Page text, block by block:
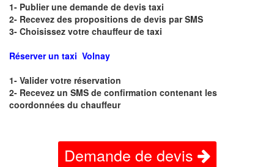
1- Publier une demande de devis taxi
2- Recevez des propositions de devis par SMS
3- Choisissez votre chauffeur de taxi
Réserver un taxi Volnay
1- Valider votre réservation
2- Recevez un SMS de confirmation contenant les
coordonnées du chauffeur
Demande de devis